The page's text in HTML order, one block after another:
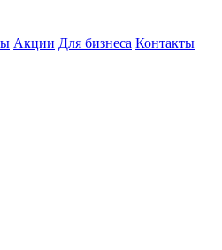
Акции Для бизнеса Контакты